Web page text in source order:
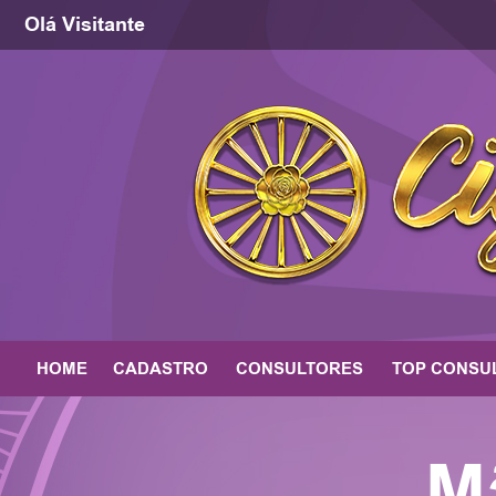
Olá Visitante
HOME CADASTRO CONSULTORES TOP